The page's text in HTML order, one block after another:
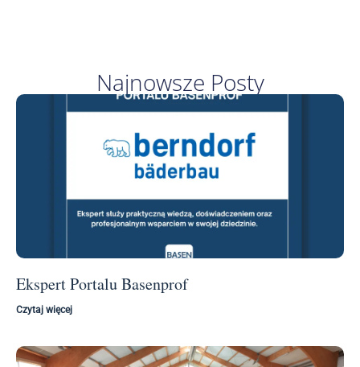
Najnowsze Posty
Ekspert Portalu Basenprof
Czytaj więcej